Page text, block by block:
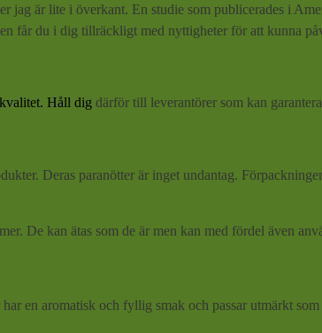
jag är lite i överkant. En studie som publicerades i
får du i dig tillräckligt med nyttigheter för att kunna
Håll dig därför till leverantörer som kan
Deras paranötter är inget undantag.
De kan ätas som de är men kan med fördel även
en aromatisk och fyllig smak och passar utmärkt